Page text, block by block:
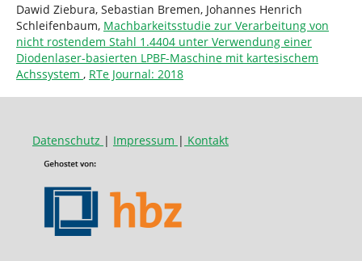
Dawid Ziebura, Sebastian Bremen, Johannes Henrich
Schleifenbaum, Machbarkeitsstudie zur Verarbeitung von
nicht rostendem Stahl 1.4404 unter Verwendung einer
Diodenlaser-basierten LPBF-Maschine mit kartesischem
Achssystem , RTe Journal: 2018
Datenschutz | Impressum | Kontakt